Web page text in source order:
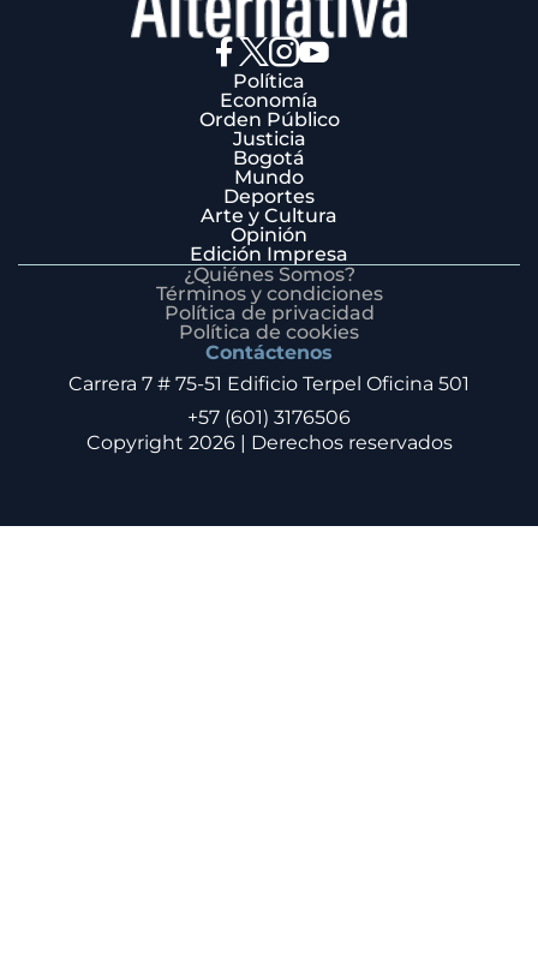
Política
Economía
Orden Público
Justicia
Bogotá
Mundo
Deportes
Arte y Cultura
Opinión
Edición Impresa
¿Quiénes Somos?
Términos y condiciones
Política de privacidad
Política de cookies
Contáctenos
Carrera 7 # 75-51 Edificio Terpel Oficina 501
+57 (601) 3176506
Copyright 2026 | Derechos reservados